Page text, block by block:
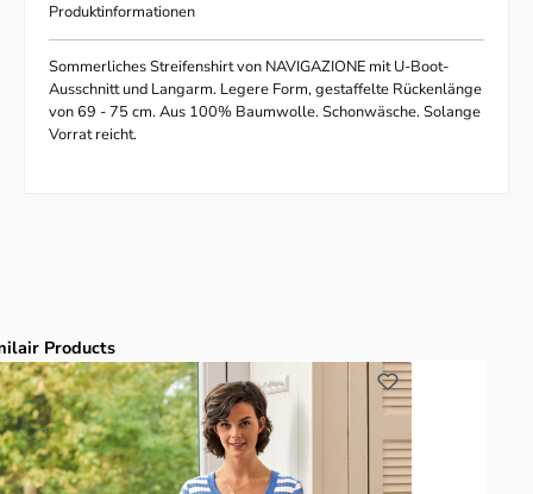
Produktinformationen
Sommerliches Streifenshirt von NAVIGAZIONE mit U-Boot-
Ausschnitt und Langarm. Legere Form, gestaffelte Rückenlänge
von 69 - 75 cm. Aus 100% Baumwolle. Schonwäsche. Solange
Vorrat reicht.
überspringen
Products